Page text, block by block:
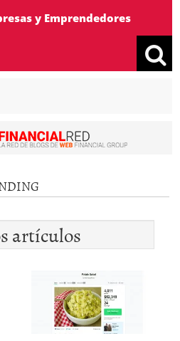
y Emprendedores
artículos